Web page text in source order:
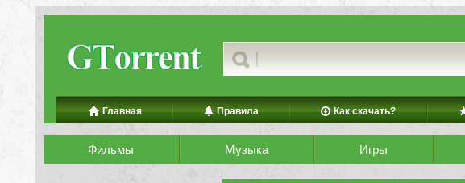
Главная Правила Как скачать?
Фильмы Музыка Игры